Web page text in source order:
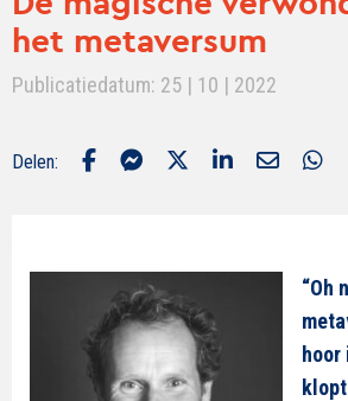
het metaversum
Publicatiedatum: 25 | 10 | 2022
Delen:
“Oh